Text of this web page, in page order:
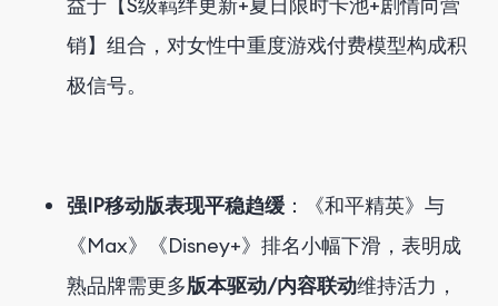
益于【S级羁绊更新+夏日限时卡池+剧情向营
销】组合，对女性中重度游戏付费模型构成积
极信号。
强IP移动版表现平稳趋缓 ：《和平精英》与
《Max》《Disney+》排名小幅下滑，表明成
熟品牌需更多版本驱动/内容联动维持活力，